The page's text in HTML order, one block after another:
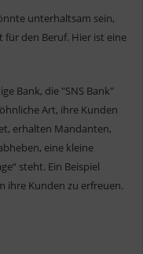
unterhaltsam sein,
den Beruf. Hier ist eine
Bank, die "SNS Bank"
Art, ihre Kunden
erhalten Mandanten,
eine kleine
steht. Ein Beispiel
ihre Kunden zu erfreuen.